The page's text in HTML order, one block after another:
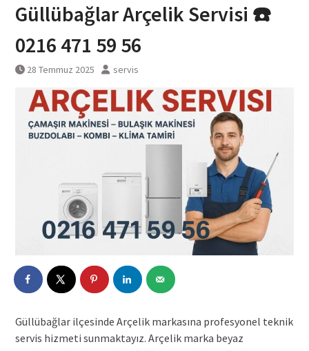
Güllübağlar Arçelik Servisi ☎️
0216 471 59 56
28 Temmuz 2025 servis
Güllübağlar ilçesinde Arçelik markasına profesyonel teknik
servis hizmeti sunmaktayız. Arçelik marka beyaz